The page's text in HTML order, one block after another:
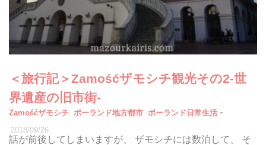
＜旅行記＞Zamośćザモシチ観光その2-世
界遺産の旧市街-
Zamośćザモシチ ポーランド地方都市 ポーランド日常生活 -
2018/09/26
話が前後してしまいますが、 ザモシチには数泊して、 そ